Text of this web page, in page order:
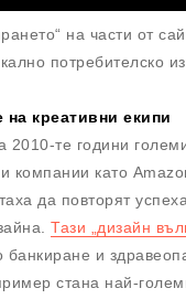
на части от
потребителско
на креативни екипи
2010-те години
компании като
да повторят
Тази „дизайн
банкиране и
стана най-